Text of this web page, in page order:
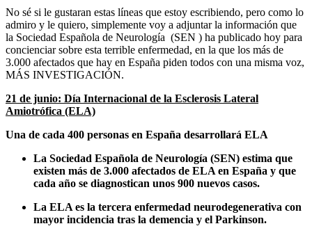
No sé si le gustaran estas líneas que estoy escribiendo, pero como lo
admiro y le quiero, simplemente voy a adjuntar la información que
la Sociedad Española de Neurología (SEN ) ha publicado hoy para
concienciar sobre esta terrible enfermedad, en la que los más de
3.000 afectados que hay en España piden todos con una misma voz,
MÁS INVESTIGACIÓN.
21 de junio: Día Internacional de la Esclerosis Lateral
Amiotrófica (ELA)
Una de cada 400 personas en España desarrollará ELA
La Sociedad Española de Neurología (SEN) estima que
existen más de 3.000 afectados de ELA en España y que
cada año se diagnostican unos 900 nuevos casos.
La ELA es la tercera enfermedad neurodegenerativa con
mayor incidencia tras la demencia y el Parkinson.